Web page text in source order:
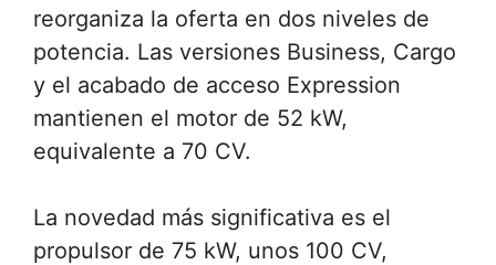
reorganiza la oferta en dos niveles de
potencia. Las versiones Business, Cargo
y el acabado de acceso Expression
mantienen el motor de 52 kW,
equivalente a 70 CV.
La novedad más significativa es el
propulsor de 75 kW, unos 100 CV,